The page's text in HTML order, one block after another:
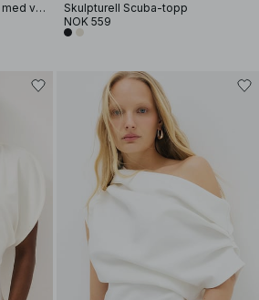
Topp i jersey i myk bomull med vide ermer
Skulpturell Scuba-topp
NOK 559